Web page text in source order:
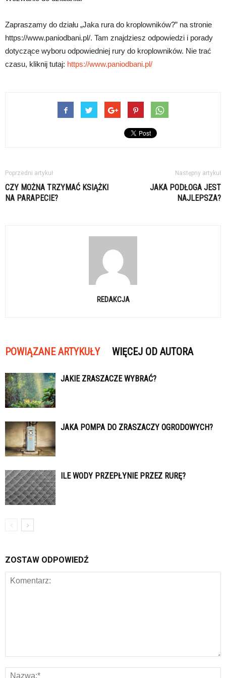
Zapraszamy do działu „Jaka rura do kroplowników?” na stronie
https://www.paniodbani.pl/. Tam znajdziesz odpowiedzi i porady
dotyczące wyboru odpowiedniej rury do kroplowników. Nie trać
czasu, kliknij tutaj: https://www.paniodbani.pl/
Poprzedni artykuł
CZY MOŻNA TRZYMAĆ KSIĄŻKI
NA PARAPECIE?
Następny artykuł
JAKA PODŁOGA JEST
NAJLEPSZA?
REDAKCJA
POWIĄZANE ARTYKUŁY WIĘCEJ OD AUTORA
JAKIE ZRASZACZE WYBRAĆ?
JAKA POMPA DO ZRASZACZY OGRODOWYCH?
ILE WODY PRZEPŁYNIE PRZEZ RURĘ?
ZOSTAW ODPOWIEDŹ